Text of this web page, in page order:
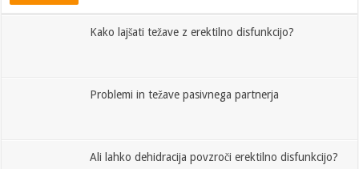
Kako lajšati težave z erektilno disfunkcijo?
Problemi in težave pasivnega partnerja
Ali lahko dehidracija povzroči erektilno disfunkcijo?